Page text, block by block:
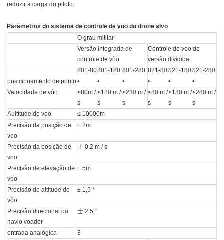
reduzir a carga do piloto.
Parâmetros do sistema de controle de voo do drone alvo
O grau militar
Versão integrada de
controle de vôo
Controle de voo de
versão dividida
801-80801-180 801-280 821-80821-180821-280
posicionamento de ponto• • • • •
•
Velocidade de vôo
≤80m /
s
≤180 m /
s
≤280 m /
s
≤80 m /
s
≤180 m /
s
≤280 m /
s
Aultitude de voo
≤ 10000m
Precisão da posição de
voo
± 2m
Precisão da posição de
voo
士 0,2 m / s
Precisão de elevação de
voo
± 5m
Precisão de altitude de
vôo
± 1,5 °
Precisão direcional do
navio voador
士 2,5 °
entrada analógica
3